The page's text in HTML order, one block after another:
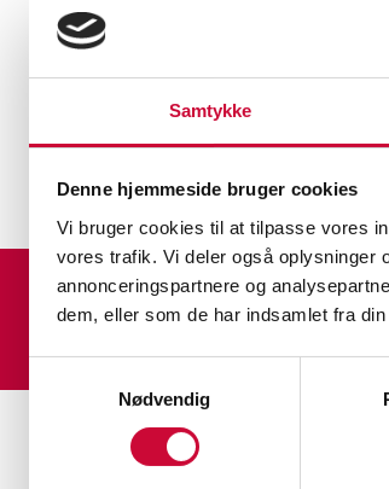
Samtykke
Denne hjemmeside bruger cookies
Vi bruger cookies til at tilpasse vores
vores trafik. Vi deler også oplysninger
annonceringspartnere og
dem, eller som de har indsamlet fra
Nødvendig
Sign up for our newsletter and